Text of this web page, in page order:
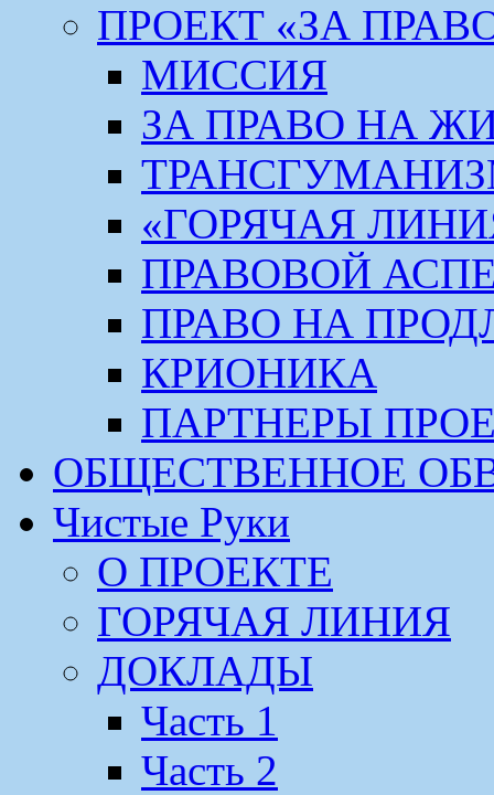
ПРОЕКТ «ЗА
МИССИЯ
ЗА ПРАВО НА
«ГОРЯЧАЯ
ПРАВОВОЙ
ПРАВО НА
КРИОНИКА
ПАРТНЕРЫ
ОБЩЕСТВЕННОЕ
Чистые Руки
О ПРОЕКТЕ
ГОРЯЧАЯ ЛИНИЯ
ДОКЛАДЫ
Часть 1
Часть 2